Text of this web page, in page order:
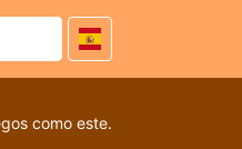
como este.